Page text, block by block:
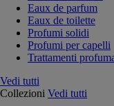
Eaux de parfum
Eaux de toilette
Profumi solidi
Profumi per capelli
Trattamenti
Vedi tutti
Collezioni Vedi tutti